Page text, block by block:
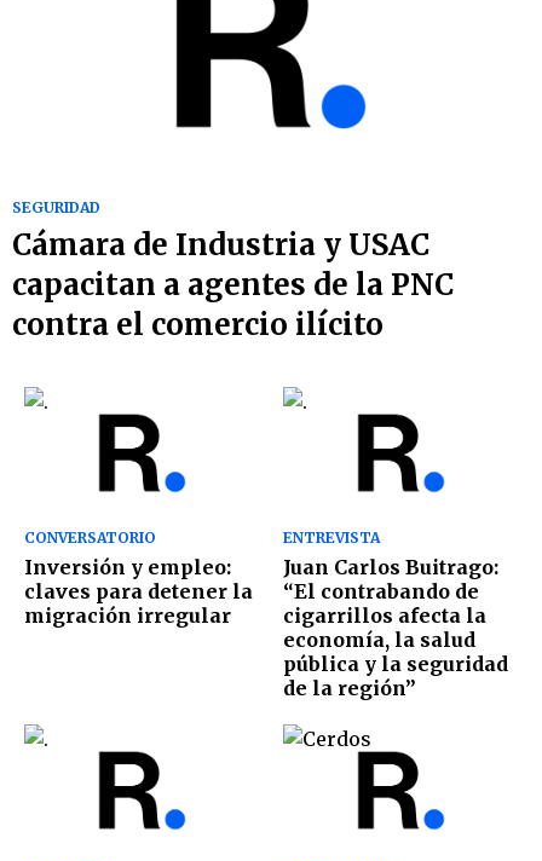
SEGURIDAD
Cámara de Industria y USAC
capacitan a agentes de la PNC
contra el comercio ilícito
CONVERSATORIO
Inversión y empleo:
claves para detener la
migración irregular
ENTREVISTA
Juan Carlos Buitrago:
“El contrabando de
cigarrillos afecta la
economía, la salud
pública y la seguridad
de la región”